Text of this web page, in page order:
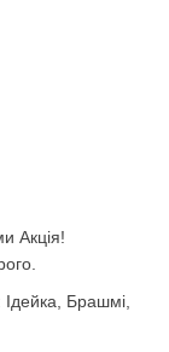
Акція!
Ідейка, Брашмі,